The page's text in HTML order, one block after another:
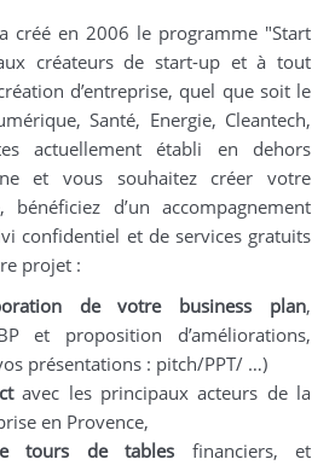
créé en 2006 le programme "Start
créateurs de start-up et à tout
d’entreprise, quel que soit le
Santé, Energie, Cleantech,
actuellement établi en dehors
et vous souhaitez créer votre
d’un accompagnement
confidentiel et de services gratuits
projet :
de votre business plan,
et proposition d’améliorations,
présentations : pitch/PPT/ …)
avec les principaux acteurs de la
en Provence,
tours de tables financiers, et